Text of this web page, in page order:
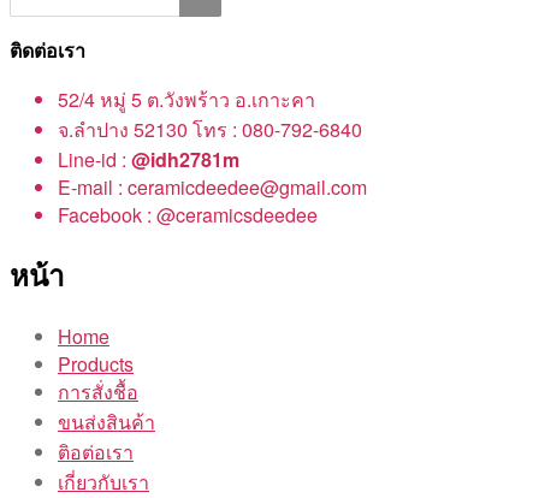
ติดต่อเรา
52/4 หมู่ 5 ต.วังพร้าว อ.เกาะคา
จ.ลำปาง 52130 โทร : 080-792-6840
Line-id : @idh2781m
E-mail : ceramicdeedee@gmail.com
Facebook : @ceramicsdeedee
หน้า
Home
Products
การสั่งชื้อ
ขนส่งสินค้า
ติอต่อเรา
เกี่ยวกับเรา